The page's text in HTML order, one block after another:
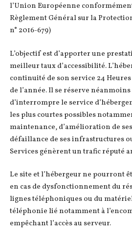
l’Union Européenne
Règlement Général sur la
n° 2016-679)
L’objectif est d’apporter une
meilleur taux d’accessibilité.
continuité de son service 24
de l’année. Il se réserve
d’interrompre le service
les plus courtes possibles
maintenance, d’amélioration de
défaillance de ses infrastructures
Services génèrent un trafic réputé
Le site et l’hébergeur ne pourront
en cas de dysfonctionnement du
lignes téléphoniques ou du
téléphonie lié notamment à
empêchant l’accès au serveur.